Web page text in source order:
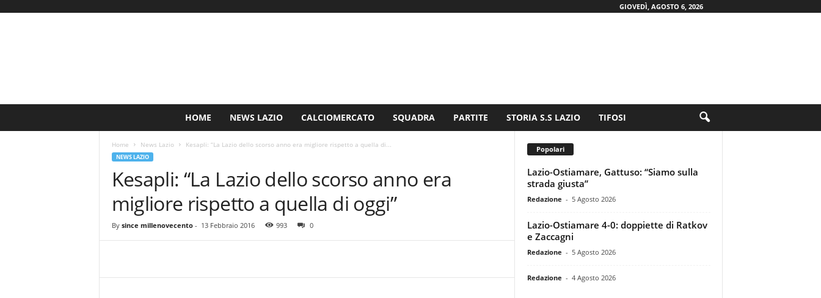
GIOVEDÌ, AGOSTO 6, 2026
HOME NEWS LAZIO CALCIOMERCATO SQUADRA PARTITE STORIA S.S LAZIO TIFOSI
Home News Lazio Kesapli: “La Lazio dello scorso anno era migliore rispetto a quella di...
NEWS LAZIO
Kesapli: “La Lazio dello scorso anno era
migliore rispetto a quella di oggi”
By since millenovecento- 13 Febbraio 2016 993 0
Popolari
Lazio-Ostiamare, Gattuso: “Siamo sulla
strada giusta”
Redazione - 5 Agosto 2026
Lazio-Ostiamare 4-0: doppiette di Ratkov
e Zaccagni
Redazione - 5 Agosto 2026
Redazione - 4 Agosto 2026